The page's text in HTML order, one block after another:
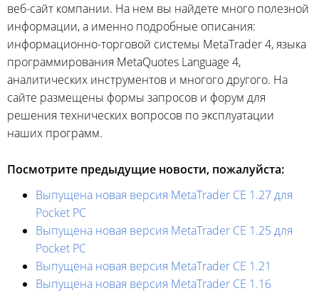
веб-сайт компании. На нем вы найдете много полезной
информации, а именно подробные описания:
информационно-торговой системы MetaTrader 4, языка
программирования MetaQuotes Language 4,
аналитических инструментов и многого другого. На
сайте размещены формы запросов и форум для
решения технических вопросов по эксплуатации
наших программ.
Посмотрите предыдущие новости, пожалуйста:
Выпущена новая версия MetaTrader CE 1.27 для
Pocket PC
Выпущена новая версия MetaTrader CE 1.25 для
Pocket PC
Выпущена новая версия MetaTrader CE 1.21
Выпущена новая версия MetaTrader CE 1.16